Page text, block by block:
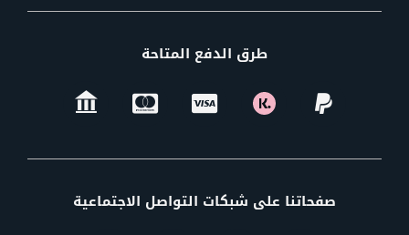
طرق الدفع المتاحة
صفحاتنا على شبكات التواصل الاجتماعية